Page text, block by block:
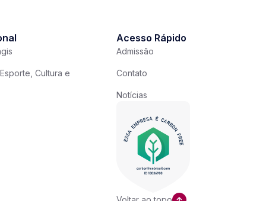
Cultura e
Acesso Rápido
Admissão
Contato
Notícias